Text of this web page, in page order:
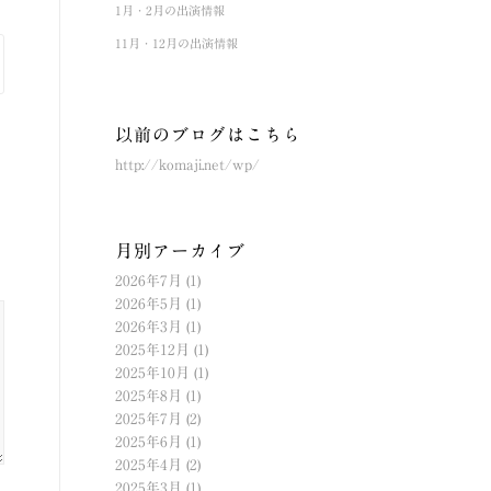
1月・2月の出演情報
11月・12月の出演情報
以前のブログはこちら
http://komaji.net/wp/
月別アーカイブ
2026年7月
(1)
2026年5月
(1)
2026年3月
(1)
2025年12月
(1)
2025年10月
(1)
2025年8月
(1)
2025年7月
(2)
2025年6月
(1)
2025年4月
(2)